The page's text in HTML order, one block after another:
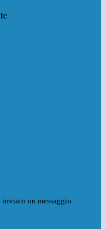
inviato un messaggio